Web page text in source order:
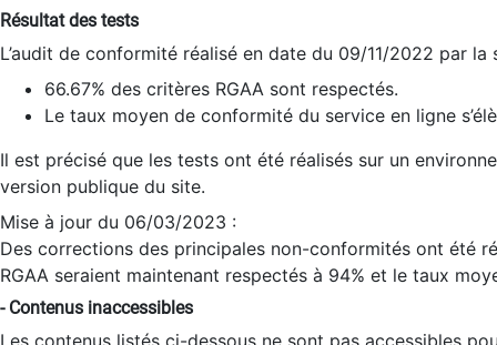
Résultat des tests
L’audit de conformité réalisé en date du 09/11/2022 par
66.67% des critères RGAA sont respectés.
Le taux moyen de conformité du service en ligne
Il est précisé que les tests ont été réalisés sur un
version publique du site.
Mise à jour du 06/03/2023 :
Des corrections des principales non-conformités ont été
RGAA seraient maintenant respectés à 94% et le taux
- Contenus inaccessibles
Les contenus listés ci-dessous ne sont pas accessibles